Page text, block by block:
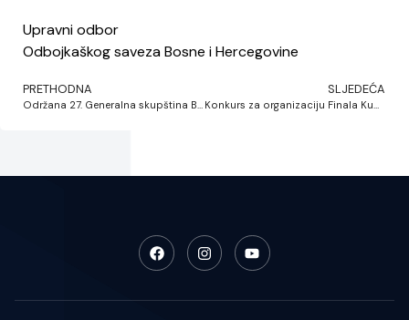
Upravni odbor
Odbojkaškog saveza Bosne i Hercegovine
PRETHODNA
Održana 27. Generalna skupština BVA u Sarajevu: Georgios Karampetsos novi predsjednik, BiH domaćin juniorskog prvenstva
SLJEDEĆA
Konkurs za organizaciju Finala Kupa Bosne i Hercegovine 2026.